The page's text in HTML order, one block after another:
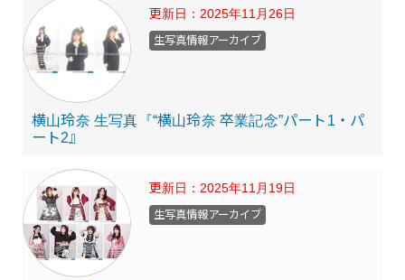
更新日： 2025年11月26日
横山玲奈 生写真『“横山玲奈 卒業記念”パート1・パ
ート2』
生写真情報アーカイブ
更新日： 2025年11月19日
生写真情報アーカイブ